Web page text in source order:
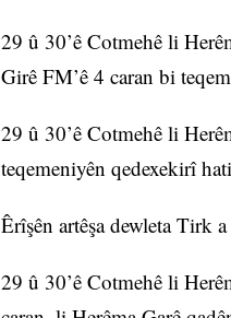
29 û 30’ê Cotmehê li
Girê FM’ê 4 caran bi
29 û 30’ê Cotmehê li
teqemeniyên qedexekirî
Êrîşên artêşa dewleta Tirk
29 û 30’ê Cotmehê li